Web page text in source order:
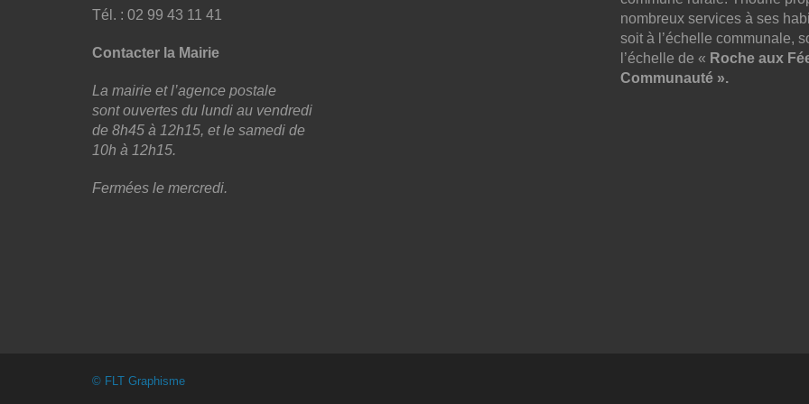
Tél. : 02 99 43 11 41
Contacter la Mairie
La mairie et l’agence postale
sont ouvertes du lundi au vendredi
de 8h45 à 12h15, et le samedi de
10h à 12h15.
Fermées le mercredi.
nombreux services à ses
soit à l’échelle communale,
l’échelle de « Roche aux
Communauté ».
© FLT Graphisme